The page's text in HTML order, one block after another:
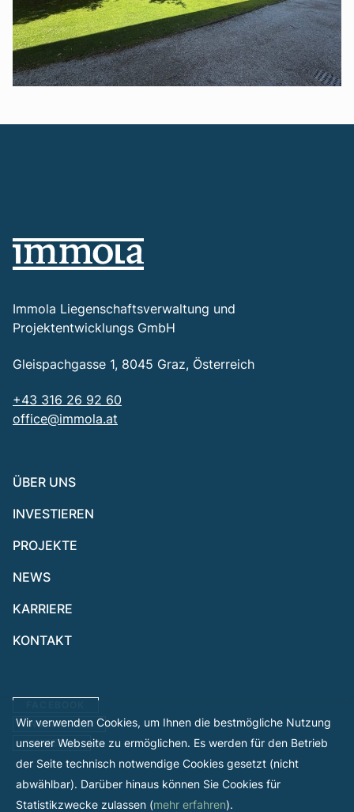
Immola Liegenschaftsverwaltung und
Projektentwicklungs GmbH
Gleispachgasse 1, 8045 Graz, Österreich
+43 316 26 92 60
office@immola.at
ÜBER UNS
INVESTIEREN
PROJEKTE
NEWS
KARRIERE
KONTAKT
INSTAGRAM
LINKEDIN
Wir verwenden Cookies, um Ihnen die bestmögliche Nutzung
unserer Webseite zu ermöglichen. Es werden für den Betrieb
der Seite technisch notwendige Cookies gesetzt (nicht
abwählbar). Darüber hinaus können Sie Cookies für
Statistikzwecke zulassen (mehr erfahren).